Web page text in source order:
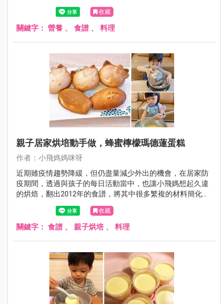
收藏
關鍵字： 營養 、 食譜 、 料理
親子居家烘培動手做，蜂蜜檸檬瑪德蓮蛋糕
作者：小飛媽媽咪呀
近期雖疫情趨勢降緩，但仍盡量減少外出的機會，在居家防
疫期間，透過與孩子的每日活動當中，也讓小飛媽想起久違
的烘焙，翻出2012年的食譜，將其中很多繁複的材料簡化成
居家可得的食材，並且將步驟簡化很多，雖然成品並非完美
的瑪德蓮，但過程卻是凝聚親子感情的好時光。
收藏
關鍵字： 食譜 、 親子烘培 、 料理